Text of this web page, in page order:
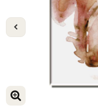
VORIGE
VERGROOT AFBEELDING
VERGROOT AFBEELDING